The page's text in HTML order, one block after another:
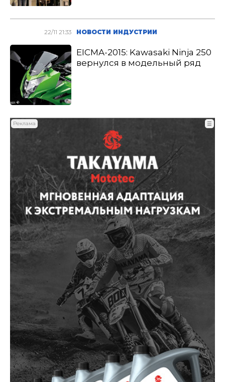
22/11 21:33 НОВОСТИ ИНДУСТРИИ
EICMA-2015: Kawasaki Ninja 250
вернулся в модельный ряд
Реклама ☰